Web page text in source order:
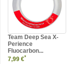
Team Deep Sea X-
Perience
Fluocarbon...
7,99 €*